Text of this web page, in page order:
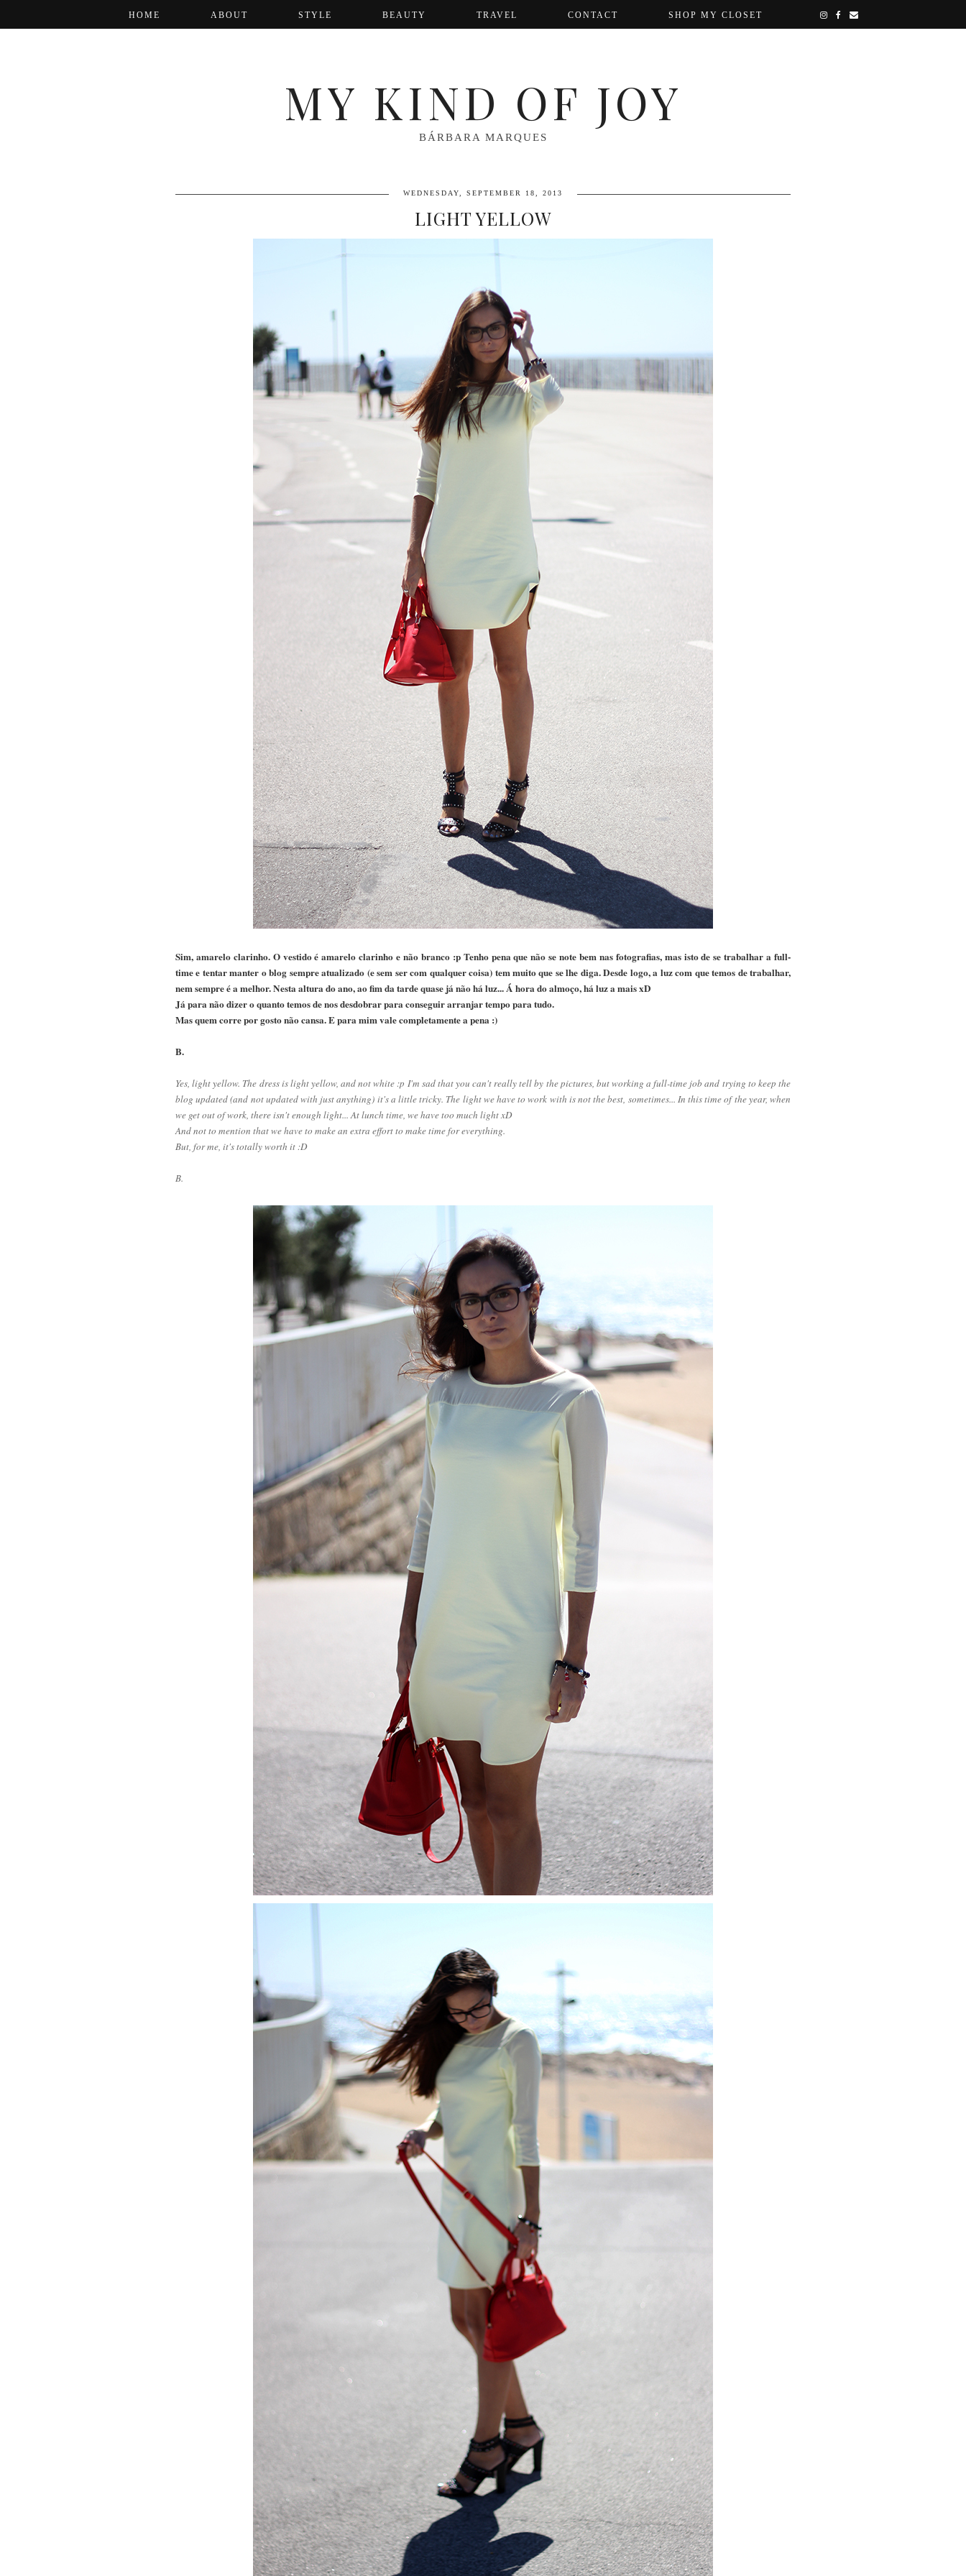
HOME ABOUT STYLE BEAUTY TRAVEL CONTACT SHOP MY CLOSET
MY KIND OF JOY
BÁRBARA MARQUES
WEDNESDAY, SEPTEMBER 18, 2013
LIGHT YELLOW
Sim, amarelo clarinho. O vestido é amarelo clarinho e não branco :p Tenho pena que não se note bem nas fotografias, mas isto de se trabalhar a full-
time e tentar manter o blog sempre atualizado (e sem ser com qualquer coisa) tem muito que se lhe diga. Desde logo, a luz com que temos de trabalhar,
nem sempre é a melhor. Nesta altura do ano, ao fim da tarde quase já não há luz... Á hora do almoço, há luz a mais xD
Já para não dizer o quanto temos de nos desdobrar para conseguir arranjar tempo para tudo.
Mas quem corre por gosto não cansa. E para mim vale completamente a pena :)
B.
Yes, light yellow. The dress is light yellow, and not white :p I'm sad that you can't really tell by the pictures, but working a full-time job and trying to keep the
blog updated (and not updated with just anything) it's a little tricky. The light we have to work with is not the best, sometimes... In this time of the year, when
we get out of work, there isn't enough light... At lunch time, we have too much light xD
And not to mention that we have to make an extra effort to make time for everything.
But, for me, it's totally worth it :D
B.